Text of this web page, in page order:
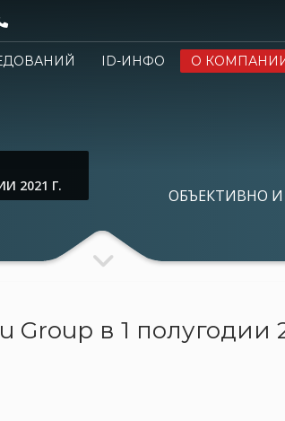
ID-ИНФО О
2021 Г.
ОБЪЕКТИВНО
в 1 полугодии